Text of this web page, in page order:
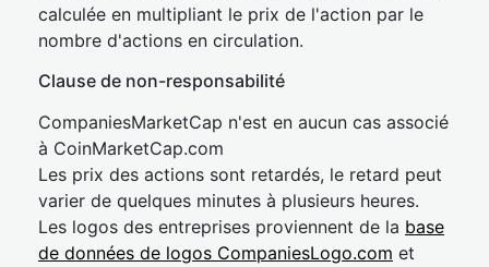
calculée en multipliant le prix de l'action par le
nombre d'actions en circulation.
Clause de non-responsabilité
CompaniesMarketCap n'est en aucun cas associé
à CoinMarketCap.com
Les prix des actions sont retardés, le retard peut
varier de quelques minutes à plusieurs heures.
Les logos des entreprises proviennent de la base
de données de logos CompaniesLogo.com et